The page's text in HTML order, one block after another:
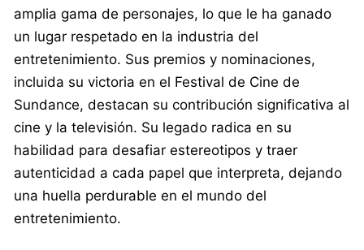
amplia gama de personajes, lo que le ha ganado
un lugar respetado en la industria del
entretenimiento. Sus premios y nominaciones,
incluida su victoria en el Festival de Cine de
Sundance, destacan su contribución significativa al
cine y la televisión. Su legado radica en su
habilidad para desafiar estereotipos y traer
autenticidad a cada papel que interpreta, dejando
una huella perdurable en el mundo del
entretenimiento.